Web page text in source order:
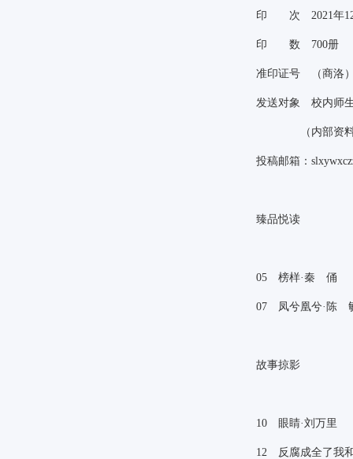
印 次 2021年
印 数 700册
准印证号 （商洛
发送对象 校内师
（内部资料
投稿邮箱：
臻品悦读
05 榜样·秦 俑
07 凤兮凰兮·陈
故事掠影
10 眼睛·刘万里
12 反腐成全了我